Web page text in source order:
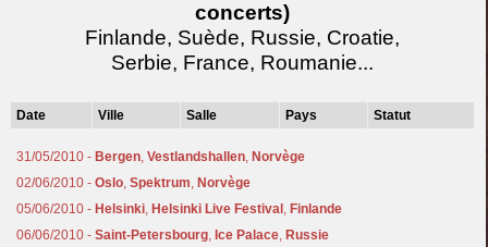
concerts)
Finlande, Suède, Russie, Croatie,
Serbie, France, Roumanie...
Date Ville Salle Pays Statut
31/05/2010 - Bergen,Vestlandshallen, Norvège
02/06/2010 -Oslo,Spektrum, Norvège
05/06/2010 - Helsinki, Helsinki Live Festival , Finlande
06/06/2010 -Saint-Petersbourg, Ice Palace, Russie